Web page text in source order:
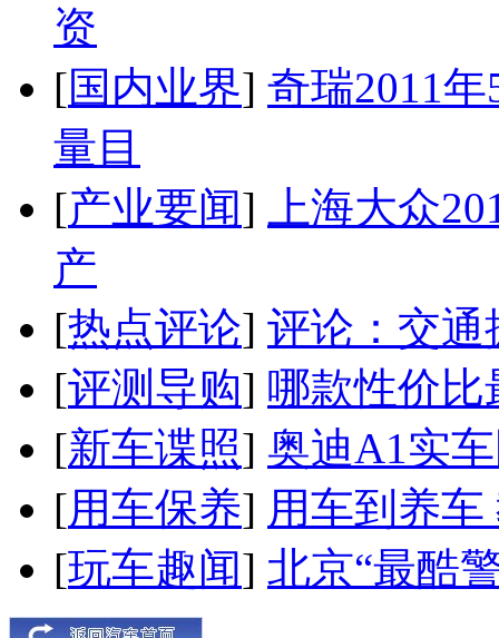
资
[国内业界] 奇瑞2011
量目
[产业要闻]
上海大众
产
[热点评论] 评论：交通
[评测导购] 哪款性价比
[新车谍照] 奥迪A1实
[用车保养] 用车到养
[玩车趣闻] 北京“最酷